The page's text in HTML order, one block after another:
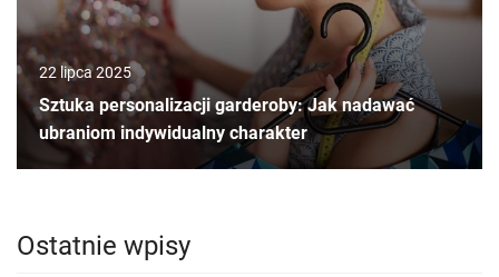
22 lipca 2025
Sztuka personalizacji garderoby: Jak nadawać
ubraniom indywidualny charakter
Ostatnie wpisy